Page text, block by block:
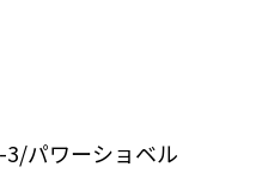
パワーショベル